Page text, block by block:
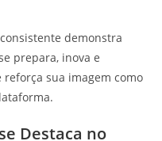
demonstra
prepara, inova e
sua imagem como
Destaca no